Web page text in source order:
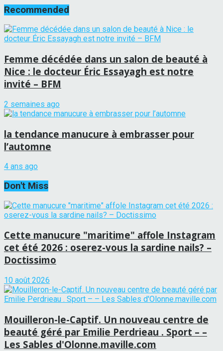
Recommended
Femme décédée dans un salon de beauté à
Nice : le docteur Éric Essayagh est notre
invité – BFM
2 semaines ago
la tendance manucure à embrasser pour
l’automne
4 ans ago
Don't Miss
Cette manucure "maritime" affole Instagram
cet été 2026 : oserez-vous la sardine nails? –
Doctissimo
10 août 2026
Mouilleron-le-Captif. Un nouveau centre de
beauté géré par Emilie Perdrieau . Sport – –
Les Sables d'Olonne.maville.com